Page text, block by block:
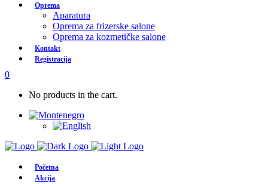
Oprema
Aparatura
Oprema za frizerske salone
Oprema za kozmetičke salone
Kontakt
Registracija
0
No products in the cart.
Početna
Akcija